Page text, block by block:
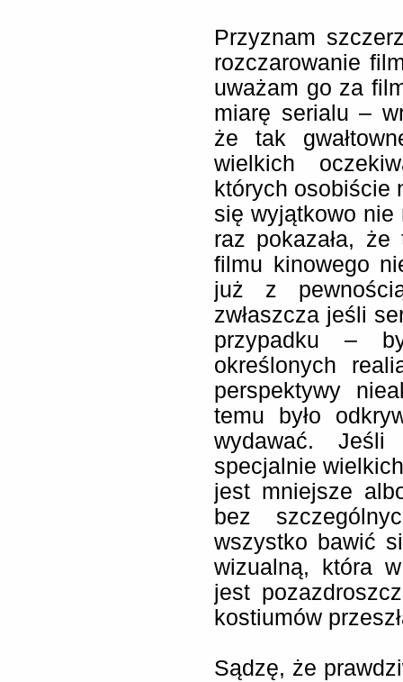
Przyznam
rozczarowanie
uważam go za
miarę serialu –
że tak
wielkich
których osobiście
się wyjątkowo
raz pokazała,
filmu kinowego
już z
zwłaszcza jeśli
przypadku –
określonych
perspektywy
temu było
wydawać.
specjalnie
jest mniejsze
bez
wszystko bawić
wizualną, która
jest
kostiumów
Sądzę, że